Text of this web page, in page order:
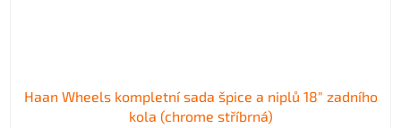
Haan Wheels kompletní sada špice a niplů 18" zadního
kola (chrome stříbrná)